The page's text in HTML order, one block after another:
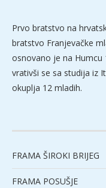
Prvo bratstvo na
bratstvo Franjevačke
osnovano je na Humcu
vrativši se sa studija iz
okuplja 12 mladih.
FRAMA ŠIROKI BRIJEG
FRAMA POSUŠJE